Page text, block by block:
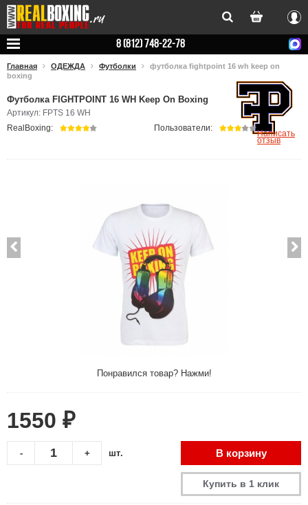
Вход
8 (812) 748-22-78
Главная ОДЕЖДА Футболки
футболка fightpoint 16 wh keep on
boxing
Футболка FIGHTPOINT 16 WH Keep On Boxing
Артикул: FPTS 16 WH
Понравился товар? Нажми!
RealBoxing: Пользователи:
Написать
отзыв
1550 ₽
+
- шт. В корзину
Купить в 1 клик